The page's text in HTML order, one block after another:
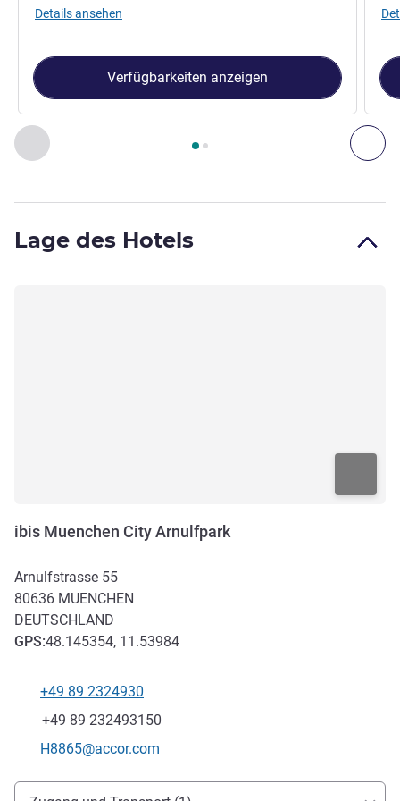
Zurück - Zimmer
Seite1 , Zimmer 1 : Zimmer mit 1 Doppelbett (160 x
Details ansehen
Verfügbarkeiten anzeigen
Lage des Hotels
ibis Muenchen City Arnulfpark
Arnulfstrasse 55
80636 MUENCHEN
DEUTSCHLAND
GPS:48.145354, 11.53984
+49 89 2324930
Fax
+49 89 232493150
Kontakt-E-Mail
H8865@accor.com
Erreichbarkeit und Anbindung